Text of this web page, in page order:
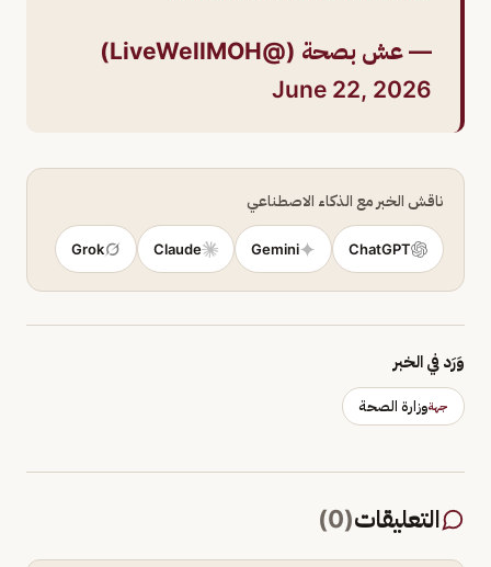
— عش بصحة (@LiveWellMOH)
June 22, 2026
ناقش الخبر مع الذكاء الاصطناعي
ChatGPT
Gemini
Claude
Grok
وَرَد في الخبر
جهةوزارة الصحة
التعليقات(
0
)